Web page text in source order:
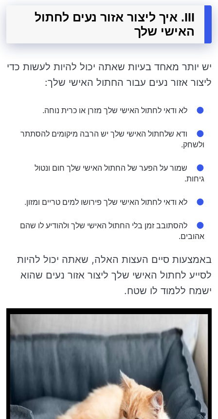
III. איך ליצור אזור נעים לחתול
האישי שלך
יש יותר מאחד בעיות שאתה יכול להיות לעשות כדי
ליצור אזור נעים עבור החתול האישי שלך:
לא ודאי לחתול האישי שלך מזרן או כרית נוחה.
ודא שלחתול האישי שלך יש הרבה מיקומים להסתתר
ולשחק.
שמור על הפער של החתול האישי שלך חום ונטול
גיחות.
לא ודאי לחתול האישי שלך פירושו למים טריים ומזון.
להסתובב זמן בלי החתול האישי שלך ולהודיע ​​לו שהם
אהובים.
באמצעות סיים העצות האלה, שאתה יכול להיות
לסייע לחתול האישי שלך ליצור אזור נעים שהוא
ישמח ללמוד לו שטח.